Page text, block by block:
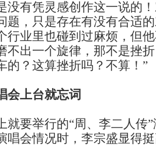
没有凭灵感创作这一说的
题，只是存在有没有合适
行业里也碰到过麻烦，但
不出一个旋律，那不是挫
的？这算挫折吗？不算！”
会上台就忘词
要举行的“周、李二人传”
唱会情况时，李宗盛显得